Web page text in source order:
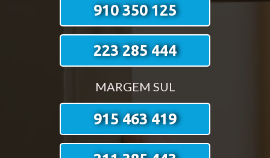
910 350 125
223 285 444
MARGEM SUL
915 463 419